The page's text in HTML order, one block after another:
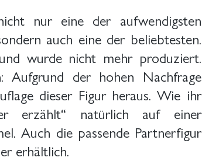
nur eine der aufwendigsten
auch eine der beliebtesten.
wurde nicht mehr produziert.
Aufgrund der hohen Nachfrage
dieser Figur heraus. Wie ihr
erzählt“ natürlich auf einer
Auch die passende Partnerfigur
erhältlich.